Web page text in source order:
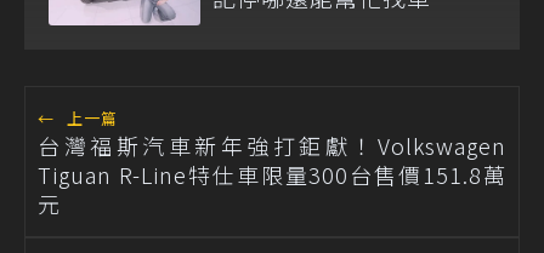
← 上一篇
台灣福斯汽車新年強打鉅獻！Volkswagen
Tiguan R-Line特仕車限量300台售價151.8萬
元